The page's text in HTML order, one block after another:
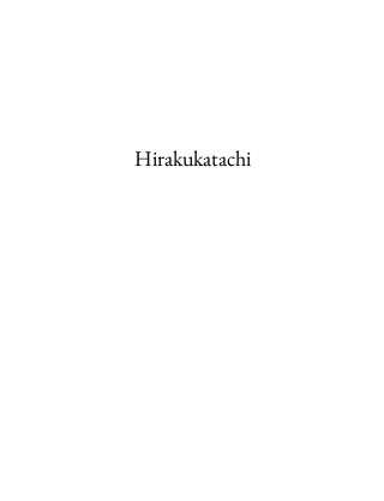
Hirakukatachi